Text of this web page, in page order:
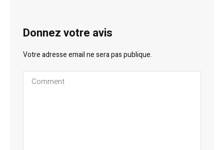
Donnez votre avis
Votre adresse email ne sera pas publique.